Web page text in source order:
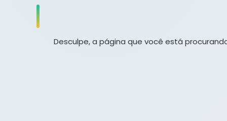
Desculpe, a página que você está